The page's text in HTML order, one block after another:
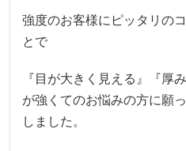
強度のお客様にピッタリの
とで
『目が大きく見える』『
が強くてのお悩みの方に願
しました。